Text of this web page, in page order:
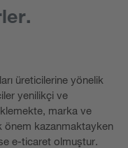
üreticilerine yönelik
yenilikçi ve
marka ve
önem kazanmaktayken
e-ticaret olmuştur.